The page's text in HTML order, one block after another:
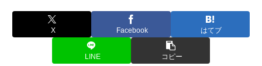
X Facebook はてブ
LINE コピー